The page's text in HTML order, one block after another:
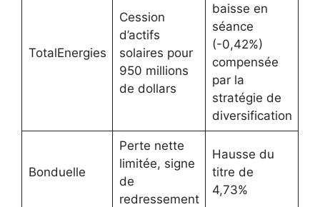
TotalEnergies
Cession
d’actifs
solaires pour
950 millions
de dollars
baisse en
séance
(-0,42%)
compensée
par la
stratégie de
diversification
Bonduelle
Perte nette
limitée, signe
de
redressement
Hausse du
titre de
4,73%